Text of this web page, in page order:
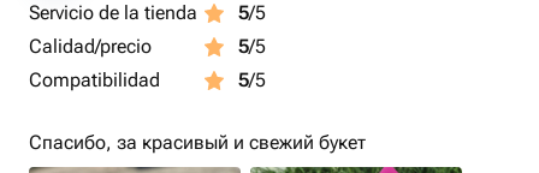
Servicio de la tienda 5/5
Calidad/precio
5/5
Compatibilidad
5/5
Спасибо, за красивый и свежий букет